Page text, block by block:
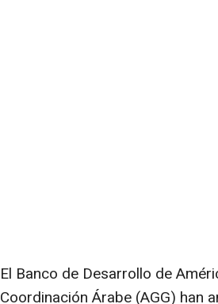
El Banco de Desarrollo de
Coordinación Árabe (AGG) han